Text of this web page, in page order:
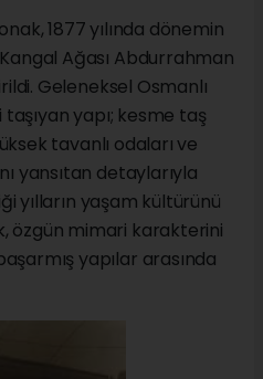
1877 yılında dönemin
Ağası Abdurrahman
Geleneksel Osmanlı
yapı; kesme taş
tavanlı odaları ve
yansıtan detaylarıyla
yılların yaşam kültürünü
özgün mimari karakterini
yapılar arasında